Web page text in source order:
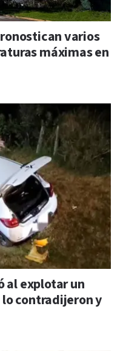
varios
máximas en
al explotar un
contradijeron y